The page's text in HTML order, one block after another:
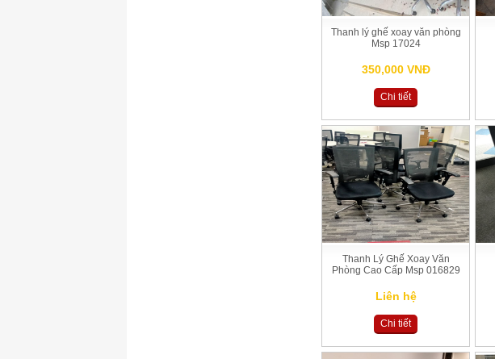
Thanh lý ghế xoay văn phòng
Msp 17024
350,000 VNĐ
Chi tiết
Thanh Lý Ghế Xoay Văn
Phòng Cao Cấp Msp 016829
Liên hệ
Chi tiết